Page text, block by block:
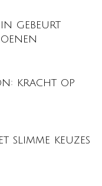
gebeurt
kracht op
slimme keuzes